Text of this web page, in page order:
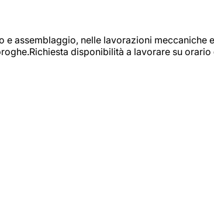
assemblaggio, nelle lavorazioni meccaniche
disponibilità a lavorare su